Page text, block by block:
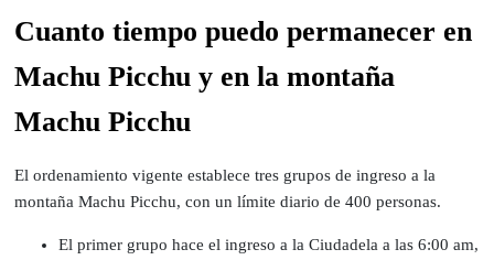
Cuanto tiempo puedo permanecer en
Machu Picchu y en la montaña
Machu Picchu
El ordenamiento vigente establece tres grupos de ingreso a la
montaña Machu Picchu, con un límite diario de 400 personas.
El primer grupo hace el ingreso a la Ciudadela a las 6:00 am,